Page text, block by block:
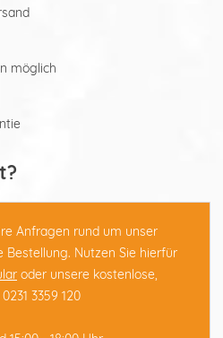
möglich
Anfragen rund um unser
Bestellung. Nutzen Sie hierfür
oder unsere kostenlose,
0231 3359 120